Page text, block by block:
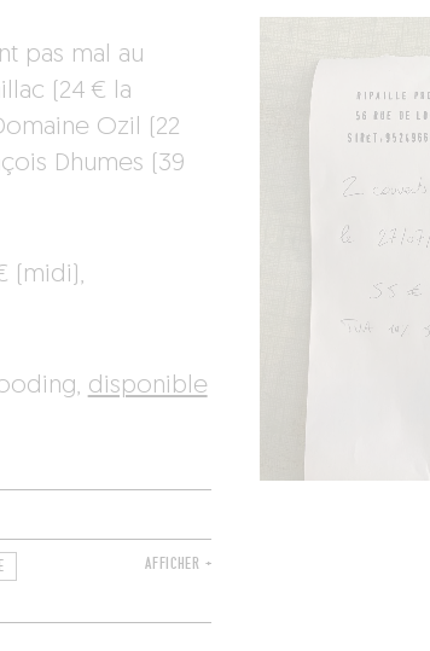
pas mal au
(24 € la
Ozil (22
Dhumes (39
(midi),
disponible
AFFICHER +